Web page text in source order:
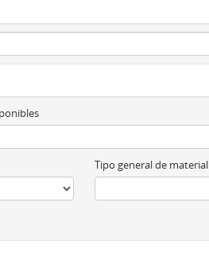
Tipo general de material